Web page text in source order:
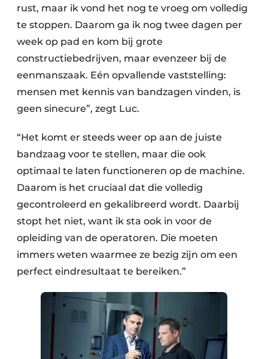
rust, maar ik vond het nog te vroeg om volledig
te stoppen. Daarom ga ik nog twee dagen per
week op pad en kom bij grote
constructiebedrijven, maar evenzeer bij de
eenmanszaak. Eén opvallende vaststelling:
mensen met kennis van bandzagen vinden, is
geen sinecure”, zegt Luc.
“Het komt er steeds weer op aan de juiste
bandzaag voor te stellen, maar die ook
optimaal te laten functioneren op de machine.
Daarom is het cruciaal dat die volledig
gecontroleerd en gekalibreerd wordt. Daarbij
stopt het niet, want ik sta ook in voor de
opleiding van de operatoren. Die moeten
immers weten waarmee ze bezig zijn om een
perfect eindresultaat te bereiken.”